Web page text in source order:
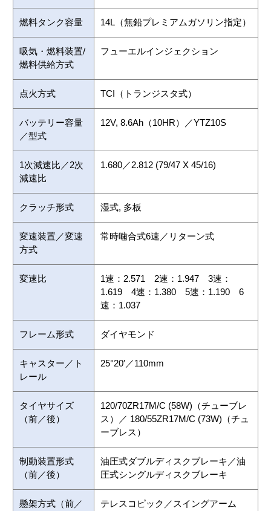
燃料タンク容量 14L（無鉛プレミアムガソリン指定）
吸気・燃料装置/
燃料供給方式
フューエルインジェクション
点火方式 TCI（トランジスタ式）
バッテリー容量
／型式
12V, 8.6Ah（10HR）／YTZ10S
1次減速比／2次
減速比
1.680／2.812 (79/47 X 45/16)
クラッチ形式 湿式, 多板
変速装置／変速
方式
常時噛合式6速／リターン式
変速比
1速：2.571 2速：1.947 3速：
1.619 4速：1.380 5速：1.190 6
速：1.037
フレーム形式 ダイヤモンド
キャスター／ト
レール
25°20′／110mm
タイヤサイズ
（前／後）
120/70ZR17M/C (58W)（チューブレ
ス）／ 180/55ZR17M/C (73W)（チュ
ーブレス）
制動装置形式
（前／後）
油圧式ダブルディスクブレーキ／油
圧式シングルディスクブレーキ
懸架方式（前／
テレスコピック／スイングアーム